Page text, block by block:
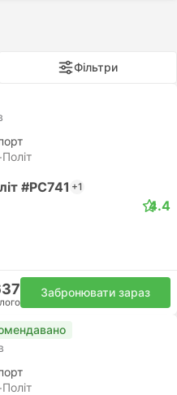
Фільтри
#PC741 +1
4.4
Забронювати зараз